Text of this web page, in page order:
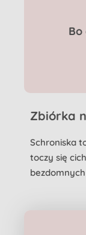
Bo
Zbiórka
Schroniska
toczy się